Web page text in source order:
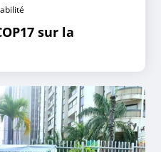
sur la